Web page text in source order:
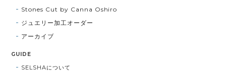
Stones Cut by Canna Oshiro
ジュエリー加工オーダー
アーカイブ
GUIDE
SELSHAについて